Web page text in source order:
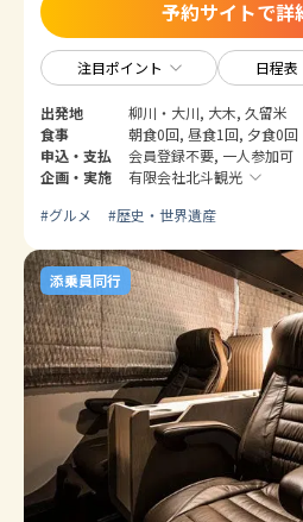
予約サイトで詳
注目ポイント 日程表
出発地
柳川・大川, 大木, 久留米
食事
朝食0回, 昼食1回, 夕食0回
申込・支払
会員登録不要, 一人参加可
企画・実施
有限会社北斗観光
#グルメ #歴史・世界遺産
添乗員同行